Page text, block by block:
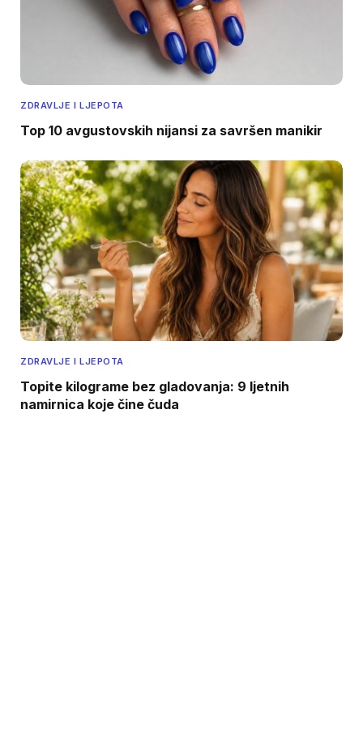
ZDRAVLJE I LJEPOTA
Top 10 avgustovskih nijansi za savršen manikir
ZDRAVLJE I LJEPOTA
Topite kilograme bez gladovanja: 9 ljetnih
namirnica koje čine čuda